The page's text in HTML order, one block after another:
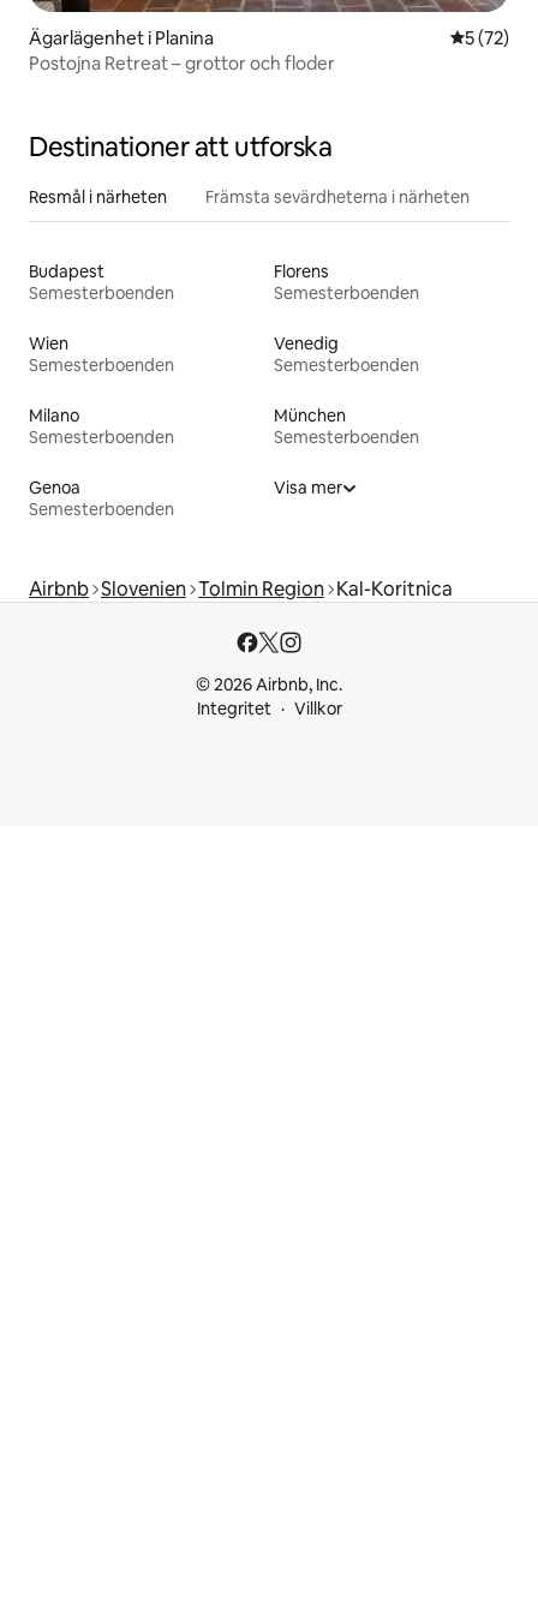
Ägarlägenhet i Planina 5 av 5 i
5 (72)
Postojna Retreat – grottor och floder
Destinationer att utforska
Resmål i närheten Främsta sevärdheterna i närheten
Budapest
Semesterboenden
Florens
Semesterboenden
Wien
Semesterboenden
Venedig
Semesterboenden
Milano
Semesterboenden
München
Semesterboenden
Genoa
Semesterboenden
Visa mer
Airbnb Slovenien Tolmin Region Kal-Koritnica
© 2026 Airbnb, Inc.
Integritet
Villkor